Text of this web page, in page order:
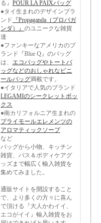
る』 POUR LA PAIXバッグ
●タイ生まれのデザインブラ
ンド 『Propaganda（プロバガ
ンダ）』 のユニークな雑貨
達
●ファンキーなアメリカのブ
ランド『Blue Q』のバッグ
は、 エコバッグやトートバ
ッグなどのおしゃれなビニ
ールバッグ満載です。
●イタリアで人気のブランド
LEGAMIのシークレットボッ
クス
●南カリフォルニア生まれの
プライモールエレメンツの
アロマティックソープ
など
バッグから小物、キッチン
雑貨、バス＆ボディケアグ
ッズまで幅広く輸入雑貨を
集めてみました。
通販サイトを開設すること
で、より多くの方々に喜ん
で頂ける『大人かわイイ、
エコがイイ』輸入雑貨をお